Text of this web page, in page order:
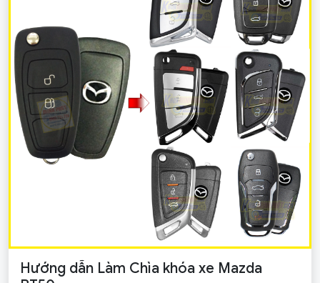
Hướng dẫn Làm Chìa khóa xe Mazda